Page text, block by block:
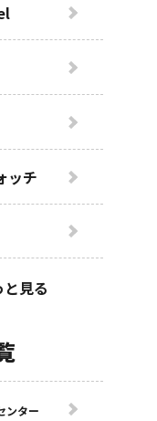
ッチ
見る
ンター